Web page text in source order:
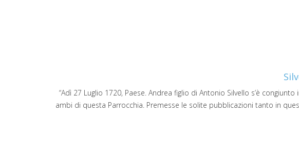
“Adì 27 Luglio 1720, Paese. Andrea figlio di Antonio Silvello s’è
ambi di questa Parrocchia. Premesse le solite pubblicazioni tanto in